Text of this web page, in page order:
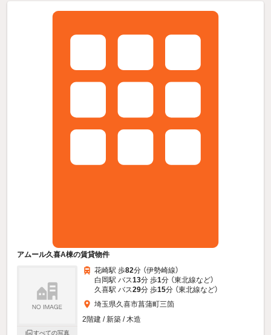
アムール久喜A棟の賃貸物件
すべての写真
花崎駅 歩82分 （伊勢崎線）
白岡駅 バス13分 歩1分 （東北線など）
久喜駅 バス29分 歩15分 （東北線など）
埼玉県久喜市菖蒲町三箇
2階建 / 新築 / 木造